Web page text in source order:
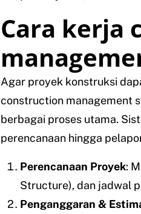
Cara kerja
Agar proyek konstruksi
construction management
berbagai proses utama.
perencanaan hingga
Perencanaan Proyek:
Structure), dan jadwal
Penganggaran &